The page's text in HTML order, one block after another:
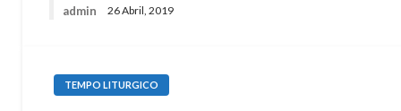
admin 26 Abril, 2019
TEMPO LITURGICO